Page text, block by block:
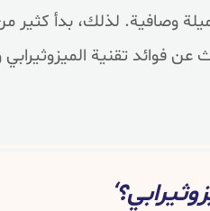
وصافية. لذلك، بدأ كثير من
فوائد تقنية الميزوثيرابي